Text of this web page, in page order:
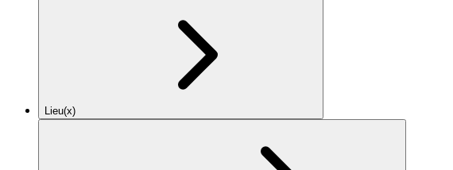
Lieu(x)